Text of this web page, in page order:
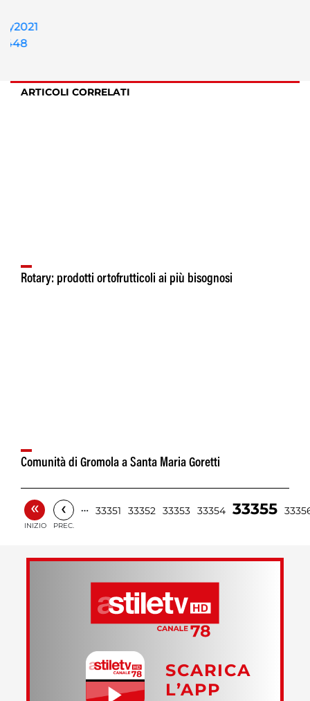
ARTICOLI CORRELATI
Rotary: prodotti ortofrutticoli ai più bisognosi
Comunità di Gromola a Santa Maria Goretti
«
INIZIO
‹
PREC.
… 33351 33352 33353 33354 33355
SCARICA
L’APP